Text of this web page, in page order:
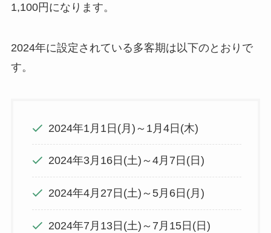
1,100円になります。
2024年に設定されている多客期は以下のとおりで
す。
2024年1月1日(月)～1月4日(木)
2024年3月16日(土)～4月7日(日)
2024年4月27日(土)～5月6日(月)
2024年7月13日(土)～7月15日(日)